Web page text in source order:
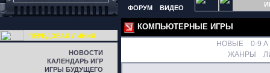
ФОРУМ ВИДЕО
ПЕРЕДОВАЯ ЛИНИЯ
НОВОСТИ
КАЛЕНДАРЬ ИГР
ИГРЫ БУДУЩЕГО
КОМПЬЮТЕРНЫЕ ИГРЫ
НОВЫЕ 0-9 A
ЖАНРЫ